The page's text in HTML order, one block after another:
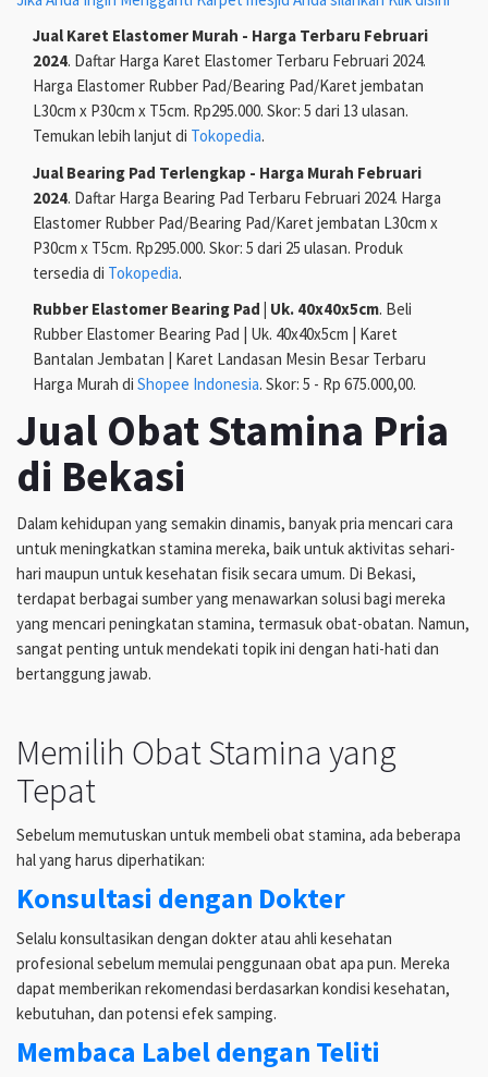
Jual Karet Elastomer Murah - Harga Terbaru Februari
2024. Daftar Harga Karet Elastomer Terbaru Februari 2024.
Harga Elastomer Rubber Pad/Bearing Pad/Karet jembatan
L30cm x P30cm x T5cm. Rp295.000. Skor: 5 dari 13 ulasan.
Temukan lebih lanjut di Tokopedia.
Jual Bearing Pad Terlengkap - Harga Murah Februari
2024. Daftar Harga Bearing Pad Terbaru Februari 2024. Harga
Elastomer Rubber Pad/Bearing Pad/Karet jembatan L30cm x
P30cm x T5cm. Rp295.000. Skor: 5 dari 25 ulasan. Produk
tersedia di Tokopedia.
Rubber Elastomer Bearing Pad | Uk. 40x40x5cm. Beli
Rubber Elastomer Bearing Pad | Uk. 40x40x5cm | Karet
Bantalan Jembatan | Karet Landasan Mesin Besar Terbaru
Harga Murah di Shopee Indonesia. Skor: 5 - Rp 675.000,00.
Jual Obat Stamina Pria
di Bekasi
Dalam kehidupan yang semakin dinamis, banyak pria mencari cara
untuk meningkatkan stamina mereka, baik untuk aktivitas sehari-
hari maupun untuk kesehatan fisik secara umum. Di Bekasi,
terdapat berbagai sumber yang menawarkan solusi bagi mereka
yang mencari peningkatan stamina, termasuk obat-obatan. Namun,
sangat penting untuk mendekati topik ini dengan hati-hati dan
bertanggung jawab.
Memilih Obat Stamina yang
Tepat
Sebelum memutuskan untuk membeli obat stamina, ada beberapa
hal yang harus diperhatikan:
Konsultasi dengan Dokter
Selalu konsultasikan dengan dokter atau ahli kesehatan
profesional sebelum memulai penggunaan obat apa pun. Mereka
dapat memberikan rekomendasi berdasarkan kondisi kesehatan,
kebutuhan, dan potensi efek samping.
Membaca Label dengan Teliti